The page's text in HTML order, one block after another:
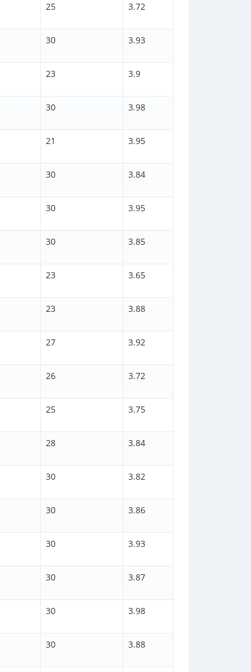
25 3.72
30 3.93
23 3.9
30 3.98
21 3.95
30 3.84
30 3.95
30 3.85
23 3.65
23 3.88
27 3.92
26 3.72
25 3.75
28 3.84
30 3.82
30 3.86
30 3.93
30 3.87
30 3.98
30 3.88